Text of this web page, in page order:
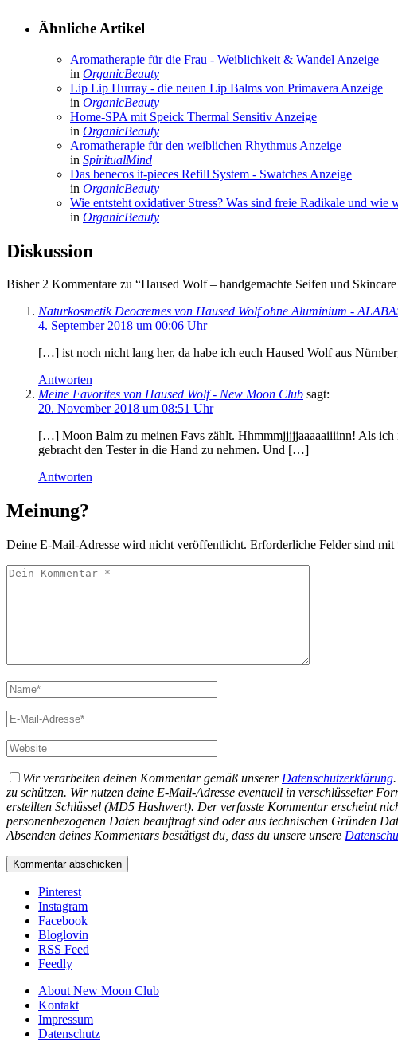
Ähnliche Artikel
Aromatherapie für die Frau - Weiblichkeit & Wandel Anzeige
in OrganicBeauty
Lip Lip Hurray - die neuen Lip Balms von Primavera Anzeige
in OrganicBeauty
Home-SPA mit Speick Thermal Sensitiv Anzeige
in OrganicBeauty
Aromatherapie für den weiblichen Rhythmus Anzeige
in SpiritualMind
Das benecos it-pieces Refill System - Swatches Anzeige
in OrganicBeauty
Wie entsteht oxidativer Stress? Was sind freie Radikale und wie
in OrganicBeauty
Diskussion
Bisher 2 Kommentare zu “Haused Wolf – handgemachte Seifen und
Naturkosmetik Deocremes von Haused Wolf ohne Aluminium -
4. September 2018 um 00:06 Uhr
[…] ist noch nicht lang her, da habe ich euch Haused Wolf aus
Antworten
Meine Favorites von Haused Wolf - New Moon Club sagt:
20. November 2018 um 08:51 Uhr
[…] Moon Balm zu meinen Favs zählt. Hhmmmjjjjjaaaaaiiiinn! Als ich
gebracht den Tester in die Hand zu nehmen. Und […]
Antworten
Meinung?
Deine E-Mail-Adresse wird nicht veröffentlicht. Erforderliche Felder sind mit
Wir verarbeiten deinen Kommentar gemäß unserer Datenschutzerklärung
zu schützen. Wir nutzen deine E-Mail-Adresse eventuell in verschlüsselter
erstellten Schlüssel (MD5 Hashwert). Der verfasste Kommentar erscheint
personenbezogenen Daten beauftragt sind oder aus technischen Gründen
Absenden deines Kommentars bestätigst du, dass du unsere unsere
Pinterest
Instagram
Facebook
Bloglovin
RSS Feed
Feedly
About New Moon Club
Kontakt
Impressum
Datenschutz